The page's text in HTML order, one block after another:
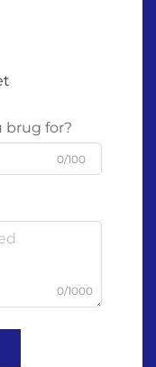
brug for?
0/100
0/1000